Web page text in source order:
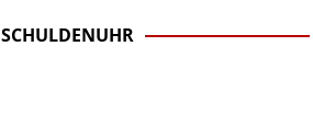
SCHULDENUHR